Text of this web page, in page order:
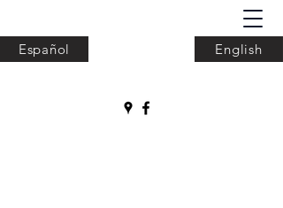
Español English